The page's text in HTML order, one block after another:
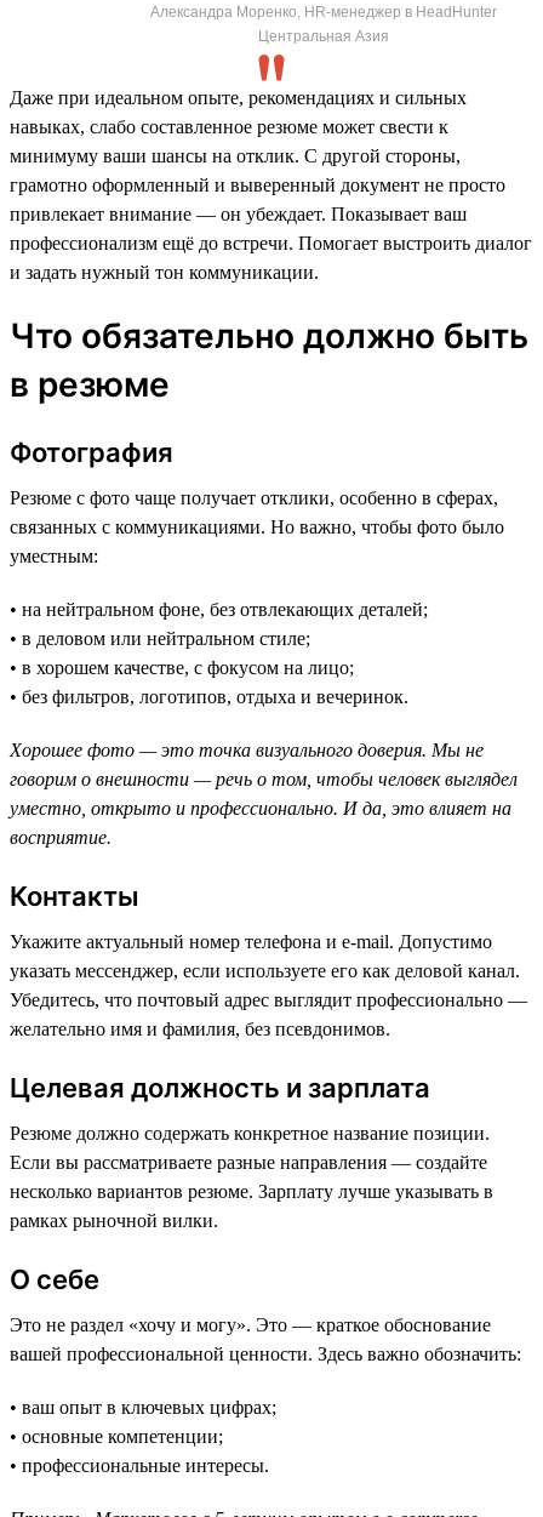
Александра Моренко, HR-менеджер в HeadHunter
Центральная Азия
Даже при идеальном опыте, рекомендациях и сильных
навыках, слабо составленное резюме может свести к
минимуму ваши шансы на отклик. С другой стороны,
грамотно оформленный и выверенный документ не просто
привлекает внимание — он убеждает. Показывает ваш
профессионализм ещё до встречи. Помогает выстроить диалог
и задать нужный тон коммуникации.
Что обязательно должно быть
в резюме
Фотография
Резюме с фото чаще получает отклики, особенно в сферах,
связанных с коммуникациями. Но важно, чтобы фото было
уместным:
• на нейтральном фоне, без отвлекающих деталей;
• в деловом или нейтральном стиле;
• в хорошем качестве, с фокусом на лицо;
• без фильтров, логотипов, отдыха и вечеринок.
Хорошее фото — это точка визуального доверия. Мы не
говорим о внешности — речь о том, чтобы человек выглядел
уместно, открыто и профессионально. И да, это влияет на
восприятие.
Контакты
Укажите актуальный номер телефона и e-mail. Допустимо
указать мессенджер, если используете его как деловой канал.
Убедитесь, что почтовый адрес выглядит профессионально —
желательно имя и фамилия, без псевдонимов.
Целевая должность и зарплата
Резюме должно содержать конкретное название позиции.
Если вы рассматриваете разные направления — создайте
несколько вариантов резюме. Зарплату лучше указывать в
рамках рыночной вилки.
О себе
Это не раздел «хочу и могу». Это — краткое обоснование
вашей профессиональной ценности. Здесь важно обозначить:
• ваш опыт в ключевых цифрах;
• основные компетенции;
• профессиональные интересы.